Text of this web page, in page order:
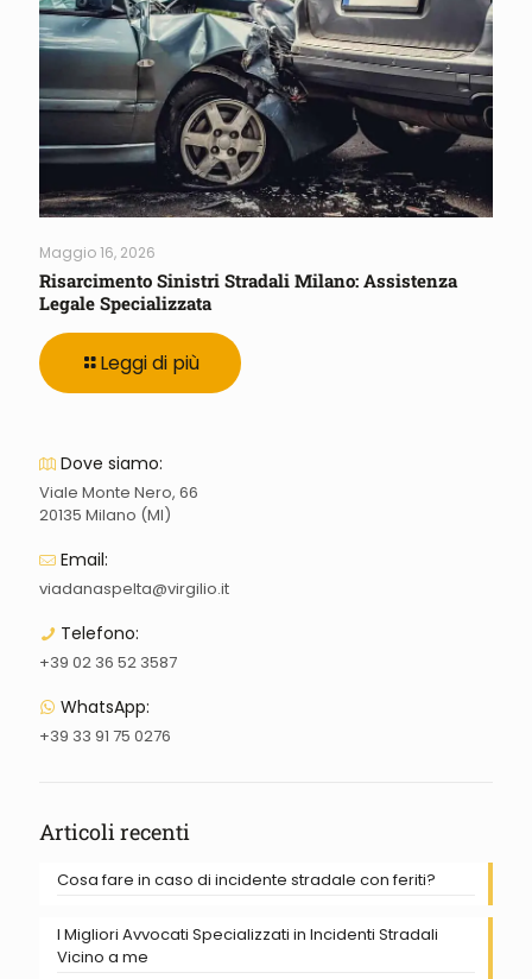
Maggio 16, 2026
Risarcimento Sinistri Stradali Milano: Assistenza
Legale Specializzata
Leggi di più
Dove siamo:
Viale Monte Nero, 66
20135 Milano (MI)
Email:
viadanaspelta@virgilio.it
Telefono:
+39 02 36 52 3587
WhatsApp:
+39 33 91 75 0276
Articoli recenti
Cosa fare in caso di incidente stradale con feriti?
I Migliori Avvocati Specializzati in Incidenti Stradali
Vicino a me